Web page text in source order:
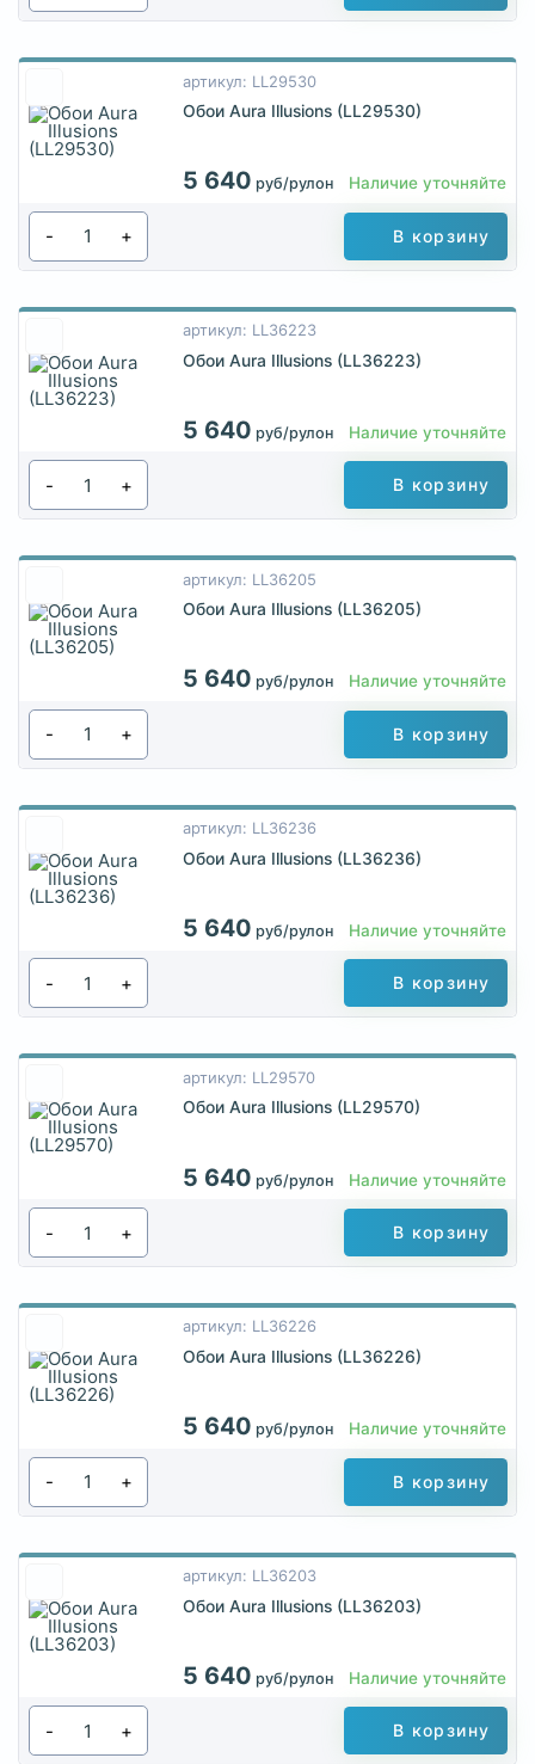
артикул: LL29530
Обои Aura Illusions (LL29530)
5 640 руб/рулон Наличие уточняйте
- + В корзину
артикул: LL36223
Обои Aura Illusions (LL36223)
5 640 руб/рулон Наличие уточняйте
- + В корзину
артикул: LL36205
Обои Aura Illusions (LL36205)
5 640 руб/рулон Наличие уточняйте
- + В корзину
артикул: LL36236
Обои Aura Illusions (LL36236)
5 640 руб/рулон Наличие уточняйте
- + В корзину
артикул: LL29570
Обои Aura Illusions (LL29570)
5 640 руб/рулон Наличие уточняйте
- + В корзину
артикул: LL36226
Обои Aura Illusions (LL36226)
5 640 руб/рулон Наличие уточняйте
- + В корзину
артикул: LL36203
Обои Aura Illusions (LL36203)
5 640 руб/рулон Наличие уточняйте
- + В корзину